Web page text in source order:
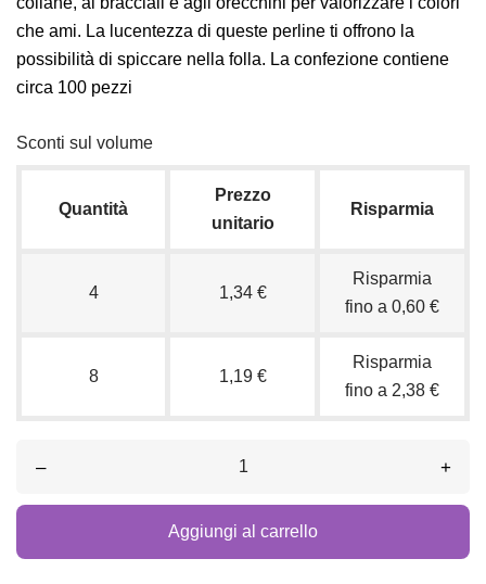
che ami. La lucentezza di queste perline ti offrono la
possibilità di spiccare nella folla. La confezione contiene
circa 100 pezzi
Sconti sul volume
Quantità
Prezzo
unitario
Risparmia
4 1,34 €
Risparmia
fino a 0,60 €
8 1,19 €
Risparmia
fino a 2,38 €
– +
Aggiungi al carrello